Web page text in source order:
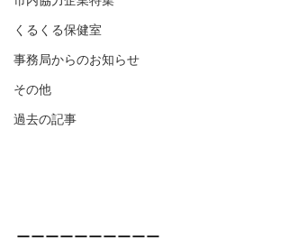
くるくる保健室
事務局からのお知らせ
その他
過去の記事
ーーーーーーーーーー